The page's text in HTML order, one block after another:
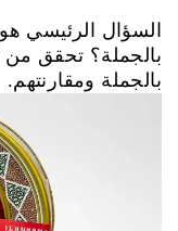
السؤال الرئيسي
بالجملة؟ تحقق من
بالجملة ومقارنتهم.